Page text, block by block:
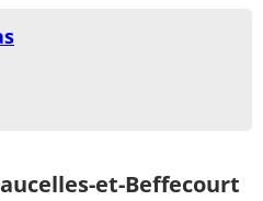
et-Beffecourt